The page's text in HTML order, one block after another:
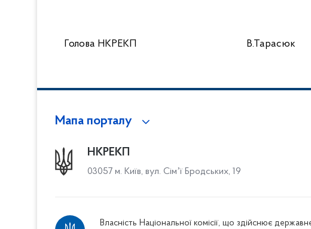
Голова НКРЕКП В.Тарасюк
Мапа порталу
НКРЕКП
03057 м. Київ, вул. Сімʼї Бродських, 19
Власність Національної комісії, що здійснює